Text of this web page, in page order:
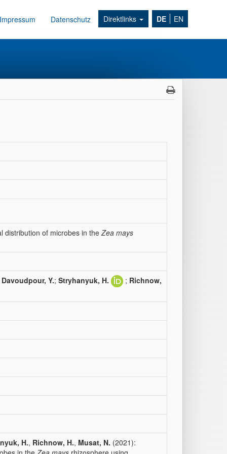
Impressum Datenschutz Direktlinks DE EN
distribution of microbes in theZea mays
Davoudpour, Y.; Stryhanyuk, H. ; Richnow,
H., Richnow, H., Musat, N. (2021):